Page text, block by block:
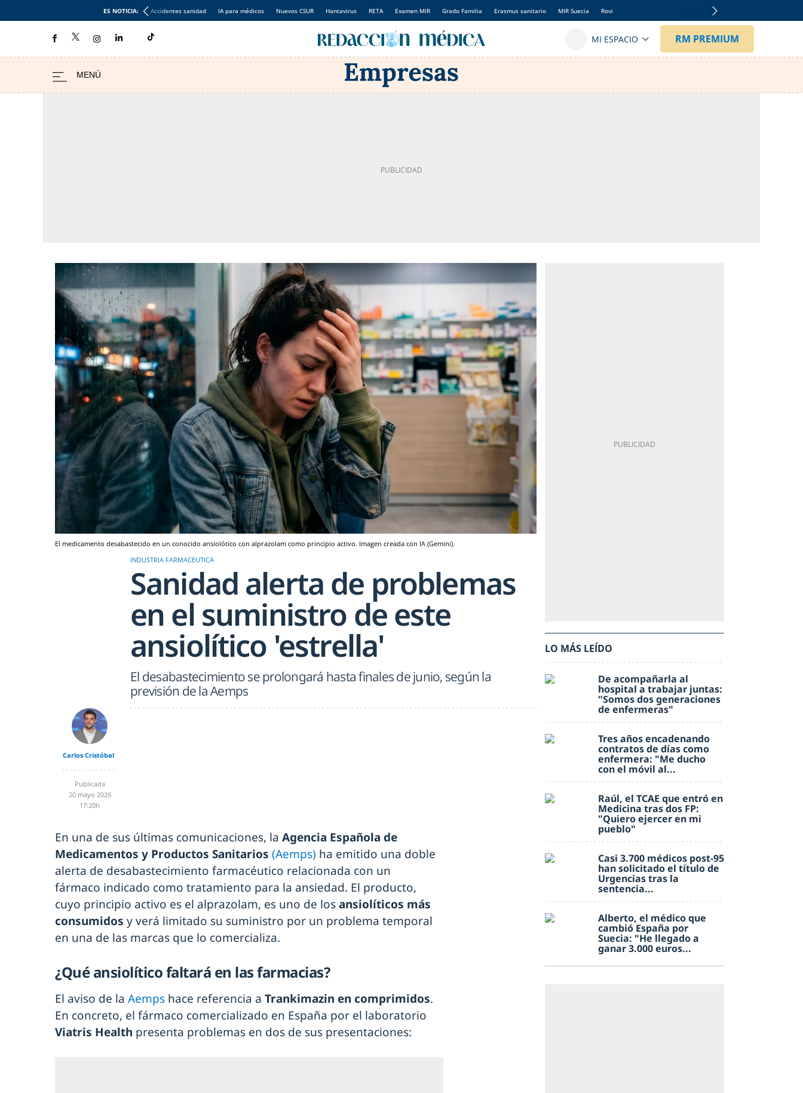
ES NOTICIA: Accidentes sanidad IA para médicos Nuevos CSUR Hantavirus RETA Examen MIR Grado Familia Erasmus sanitario MIR Suecia Rovi
El medicamento desabastecido en un conocido ansiolótico con alprazolam como principio activo. Imagen creada con IA (Gemini).
INDUSTRIA FARMACEUTICA
Sanidad alerta de problemas
en el suministro de este
ansiolítico 'estrella'
El desabastecimiento se prolongará hasta finales de junio, según la
previsión de la Aemps
Carlos Cristóbal
Publicada
20 mayo 2026
17:20h
En una de sus últimas comunicaciones, la Agencia Española de
Medicamentos y Productos Sanitarios (Aemps) ha emitido una doble
alerta de desabastecimiento farmacéutico relacionada con un
fármaco indicado como tratamiento para la ansiedad. El producto,
cuyo principio activo es el alprazolam, es uno de losansiolíticos más
consumidos y verá limitado su suministro por un problema temporal
en una de las marcas que lo comercializa.
¿Qué ansiolítico faltará en las farmacias?
El aviso de la Aemps hace referencia a Trankimazin en comprimidos.
En concreto, el fármaco comercializado en España por el laboratorio
Viatris Health presenta problemas en dos de sus presentaciones:
LO MÁS LEÍDO
De acompañarla al
hospital a trabajar juntas:
"Somos dos generaciones
de enfermeras"
Tres años encadenando
contratos de días como
enfermera: "Me ducho
con el móvil al...
Raúl, el TCAE que entró en
Medicina tras dos FP:
"Quiero ejercer en mi
pueblo"
Casi 3.700 médicos post-95
han solicitado el título de
Urgencias tras la
sentencia...
Alberto, el médico que
cambió España por
Suecia: "He llegado a
ganar 3.000 euros...